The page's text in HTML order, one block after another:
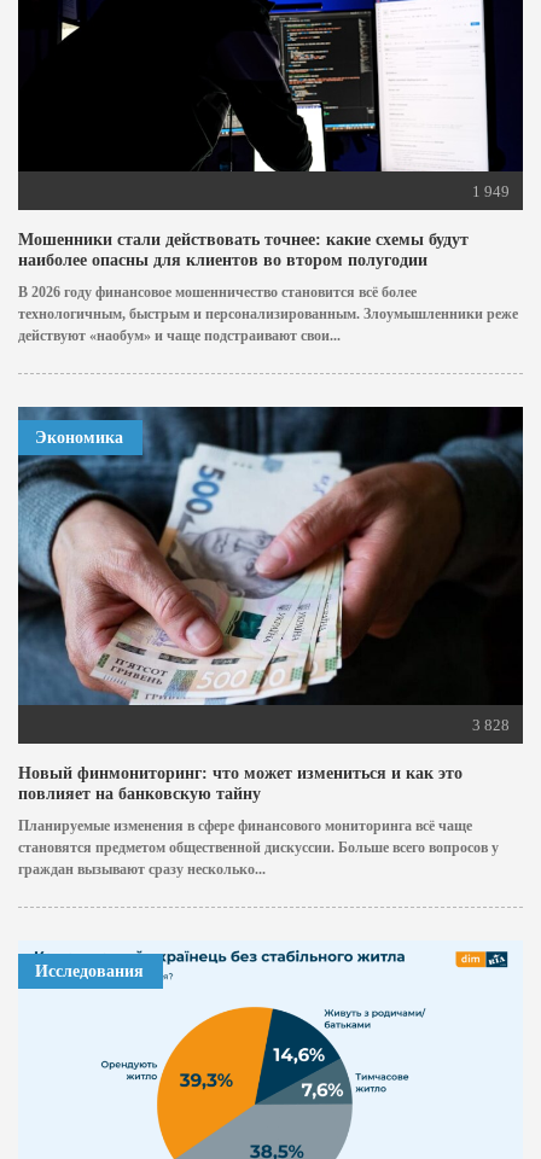
1 949
Мошенники стали действовать точнее: какие схемы будут
наиболее опасны для клиентов во втором полугодии
В 2026 году финансовое мошенничество становится всё более
технологичным, быстрым и персонализированным. Злоумышленники реже
действуют «наобум» и чаще подстраивают свои...
Экономика
3 828
Новый финмониторинг: что может измениться и как это
повлияет на банковскую тайну
Планируемые изменения в сфере финансового мониторинга всё чаще
становятся предметом общественной дискуссии. Больше всего вопросов у
граждан вызывают сразу несколько...
Исследования